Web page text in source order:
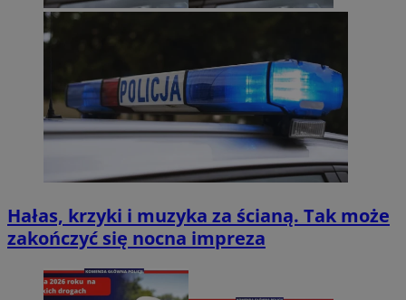
Hałas, krzyki i muzyka za ścianą. Tak może
zakończyć się nocna impreza